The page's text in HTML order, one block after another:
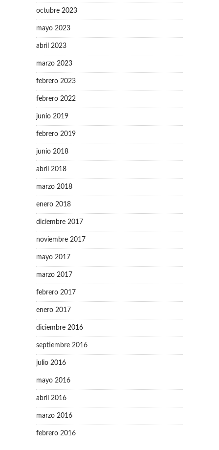
octubre 2023
mayo 2023
abril 2023
marzo 2023
febrero 2023
febrero 2022
junio 2019
febrero 2019
junio 2018
abril 2018
marzo 2018
enero 2018
diciembre 2017
noviembre 2017
mayo 2017
marzo 2017
febrero 2017
enero 2017
diciembre 2016
septiembre 2016
julio 2016
mayo 2016
abril 2016
marzo 2016
febrero 2016